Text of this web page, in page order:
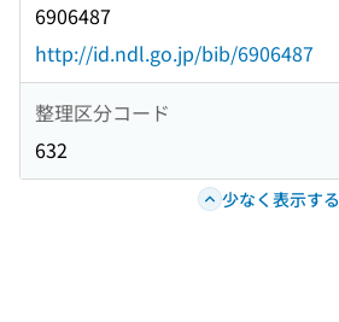
6906487
http://id.ndl.go.jp/bib/6906487
整理区分コード
632
少なく表示する